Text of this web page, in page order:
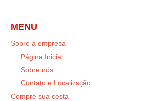
MENU
Sobre a empresa
Página Inicial
Sobre nós
Contato e Localização
Compre sua cesta